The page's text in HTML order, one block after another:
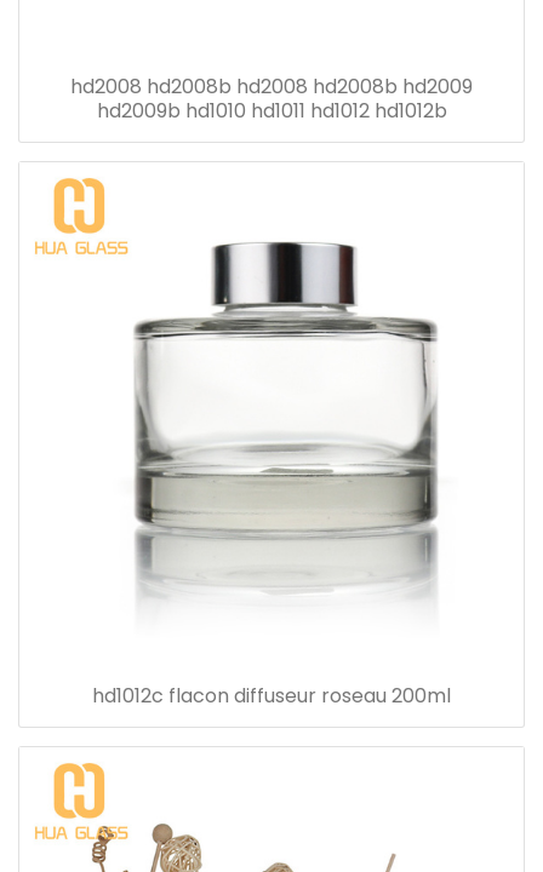
hd2008 hd2008b hd2008 hd2008b hd2009
hd2009b hd1010 hd1011 hd1012 hd1012b
hd1012c flacon diffuseur roseau 200ml